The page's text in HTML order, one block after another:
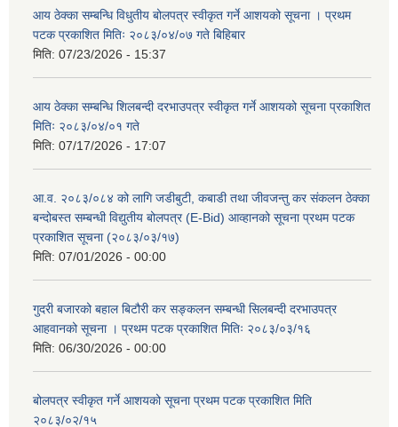
आय ठेक्का सम्बन्धि विधुतीय बोलपत्र स्वीकृत गर्ने आशयको सूचना । प्रथम
पटक प्रकाशित मितिः २०८३/०४/०७ गते बिहिबार
मिति: 07/23/2026 - 15:37
आय ठेक्का सम्बन्धि शिलबन्दी दरभाउपत्र स्वीकृत गर्ने आशयको सूचना प्रकाशित
मितिः २०८३/०४/०१ गते
मिति: 07/17/2026 - 17:07
आ.व. २०८३/०८४ को लागि जडीबुटी, कबाडी तथा जीवजन्तु कर संकलन ठेक्का
बन्दोबस्त सम्बन्धी विद्युतीय बोलपत्र (E-Bid) आव्हानको सूचना प्रथम पटक
प्रकाशित सूचना (२०८३/०३/१७)
मिति: 07/01/2026 - 00:00
गुदरी बजारको बहाल बिटौरी कर सङ्कलन सम्बन्धी सिलबन्दी दरभाउपत्र
आहवानको सूचना । प्रथम पटक प्रकाशित मितिः २०८३/०३/१६
मिति: 06/30/2026 - 00:00
बोलपत्र स्वीकृत गर्ने आशयको सूचना प्रथम पटक प्रकाशित मिति
२०८३/०२/१५